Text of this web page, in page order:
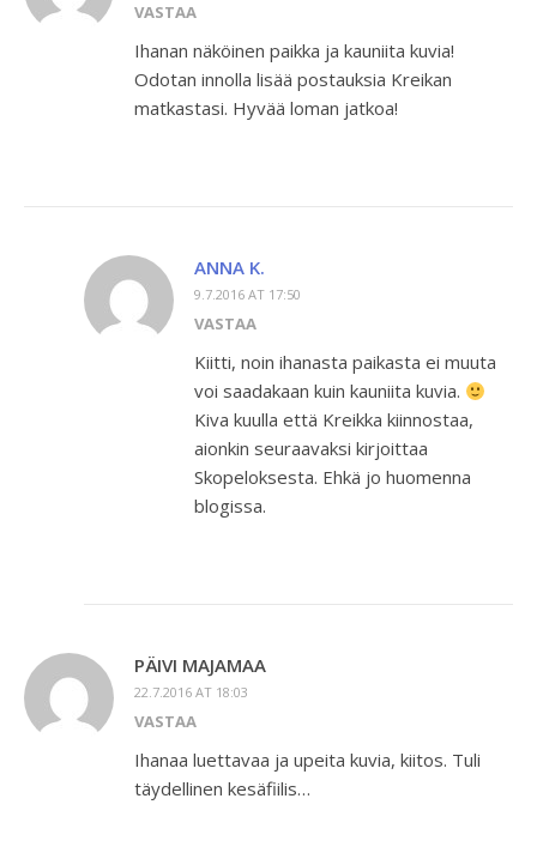
VASTAA
Ihanan näköinen paikka ja kauniita kuvia!
Odotan innolla lisää postauksia Kreikan
matkastasi. Hyvää loman jatkoa!
ANNA K.
9.7.2016 AT 17:50
VASTAA
Kiitti, noin ihanasta paikasta ei muuta
voi saadakaan kuin kauniita kuvia.
Kiva kuulla että Kreikka kiinnostaa,
aionkin seuraavaksi kirjoittaa
Skopeloksesta. Ehkä jo huomenna
blogissa.
PÄIVI MAJAMAA
22.7.2016 AT 18:03
VASTAA
Ihanaa luettavaa ja upeita kuvia, kiitos. Tuli
täydellinen kesäfiilis…